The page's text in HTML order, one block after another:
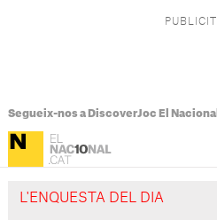
Segueix-nos a DiscoverJoc El Nacional
L'ENQUESTA DEL DIA